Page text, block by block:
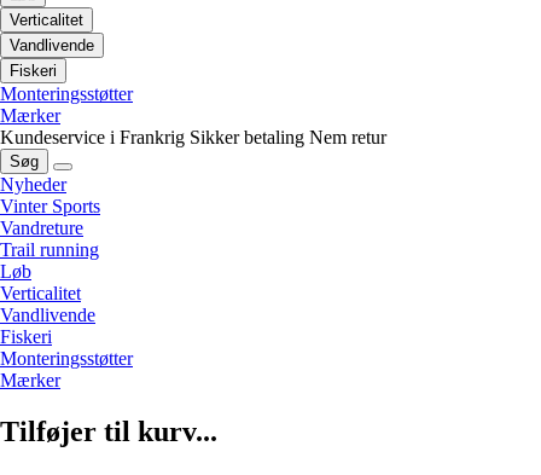
Verticalitet
Vandlivende
Fiskeri
Monteringsstøtter
Mærker
Kundeservice i Frankrig Sikker betaling Nem retur
Søg
Nyheder
Vinter Sports
Vandreture
Trail running
Løb
Verticalitet
Vandlivende
Fiskeri
Monteringsstøtter
Mærker
Tilføjer til kurv...